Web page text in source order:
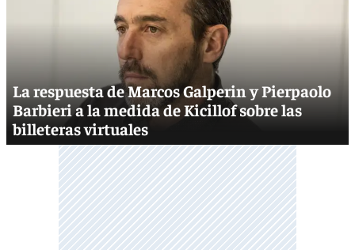
La respuesta de Marcos Galperin y Pierpaolo
Barbieri a la medida de Kicillof sobre las
billeteras virtuales